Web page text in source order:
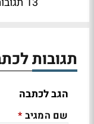
תגובות
הגב לכתבה
שם המגיב *